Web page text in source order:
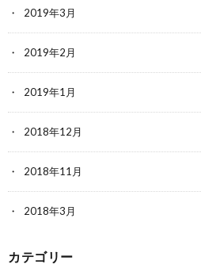
2019年3月
2019年2月
2019年1月
2018年12月
2018年11月
2018年3月
カテゴリー